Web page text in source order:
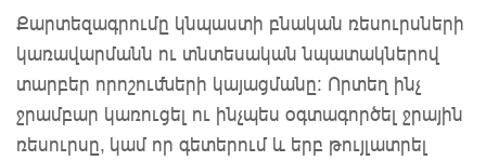
Քարտեզագրումը կնպաստի բնական ռեսուրսների
կառավարմանն ու տնտեսական նպատակներով
տարբեր որոշումների կայացմանը: Որտեղ ինչ
ջրամբար կառուցել ու ինչպես օգտագործել ջրային
ռեսուրսը, կամ որ գետերում և երբ թույլատրել